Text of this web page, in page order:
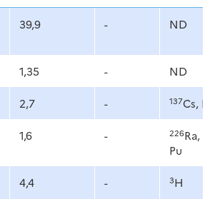
39,9 - ND
1,35 - ND
2,7 - 137Cs,
1,6 - 226Ra,
Pu
4,4 - 3H